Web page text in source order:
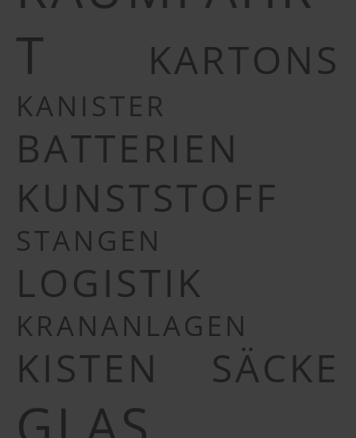
T
KARTONS
KANISTER
BATTERIEN
KUNSTSTOFF
STANGEN
LOGISTIK
KRANANLAGEN
KISTEN SÄCKE